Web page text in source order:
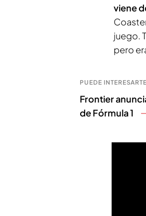
viene
juego.
pero
PUEDE INTERESARTE
Frontier
de Fórmula 1